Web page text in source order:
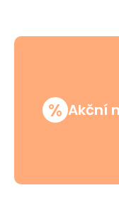
% Akční